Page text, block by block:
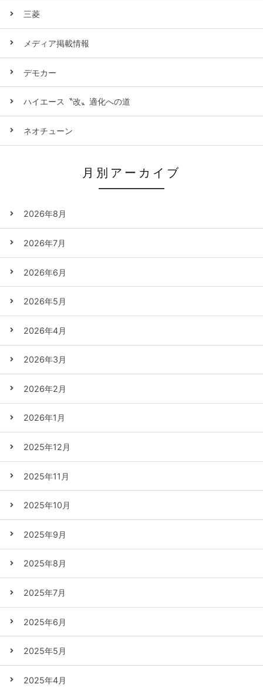
三菱
メディア掲載情報
デモカー
ハイエース〝改〟適化への道
ネオチューン
月別アーカイブ
2026年8月
2026年7月
2026年6月
2026年5月
2026年4月
2026年3月
2026年2月
2026年1月
2025年12月
2025年11月
2025年10月
2025年9月
2025年8月
2025年7月
2025年6月
2025年5月
2025年4月